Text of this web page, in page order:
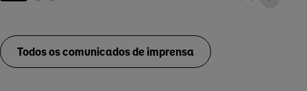
Todos os comunicados de imprensa